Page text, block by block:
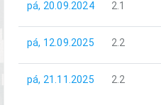
pá, 20.09.2024 2.1
pá, 12.09.2025 2.2
pá, 21.11.2025 2.2